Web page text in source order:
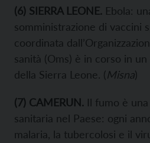
(6) SIERRA LEONE. Ebola:
somministrazione di vaccini
coordinata
sanità (Oms) è in corso in
della Sierra Leone. (Misna)
(7) CAMERUN. Il fumo è
sanitaria nel Paese: ogni
malaria, la tubercolosi e il